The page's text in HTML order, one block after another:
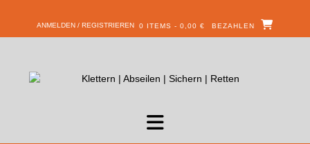
ANMELDEN / REGISTRIEREN 0 ITEMS - 0,00 € BEZAHLEN